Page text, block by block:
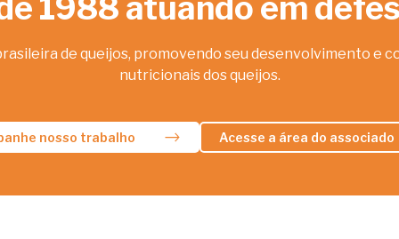
1988 atuando em
de queijos, promovendo seu desenvolvimento e
nutricionais dos queijos.
nosso trabalho Acesse a área do associado